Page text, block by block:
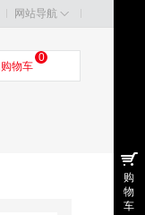
网站导航
物车
0
购
物
车